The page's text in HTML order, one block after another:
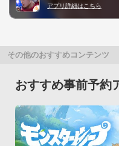
アプリ詳細はこちら
その他のおすすめコンテンツ
おすすめ事前予約